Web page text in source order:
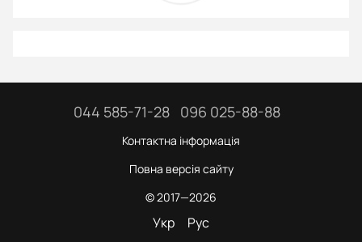
044 585-71-28 096 025-88-88
Контактна інформація
Повна версія сайту
© 2017—2026
Укр Рус